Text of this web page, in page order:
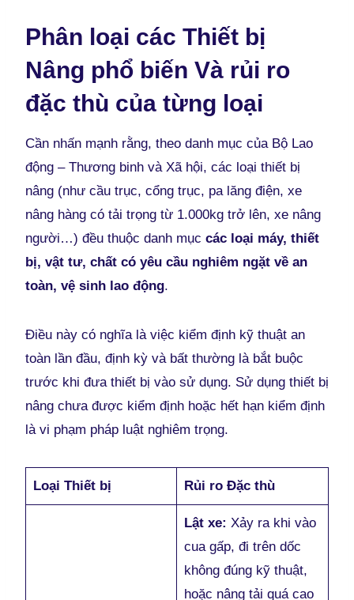
Phân loại các Thiết bị
Nâng phổ biến Và rủi ro
đặc thù của từng loại
Cần nhấn mạnh rằng, theo danh mục của Bộ Lao
động – Thương binh và Xã hội, các loại thiết bị
nâng (như cầu trục, cổng trục, pa lăng điện, xe
nâng hàng có tải trọng từ 1.000kg trở lên, xe nâng
người…) đều thuộc danh mục các loại máy, thiết
bị, vật tư, chất có yêu cầu nghiêm ngặt về an
toàn, vệ sinh lao động.
Điều này có nghĩa là việc kiểm định kỹ thuật an
toàn lần đầu, định kỳ và bất thường là bắt buộc
trước khi đưa thiết bị vào sử dụng. Sử dụng thiết bị
nâng chưa được kiểm định hoặc hết hạn kiểm định
là vi phạm pháp luật nghiêm trọng.
Loại Thiết bị Rủi ro Đặc thù
Lật xe: Xảy ra khi vào
cua gấp, đi trên dốc
không đúng kỹ thuật,
hoặc nâng tải quá cao